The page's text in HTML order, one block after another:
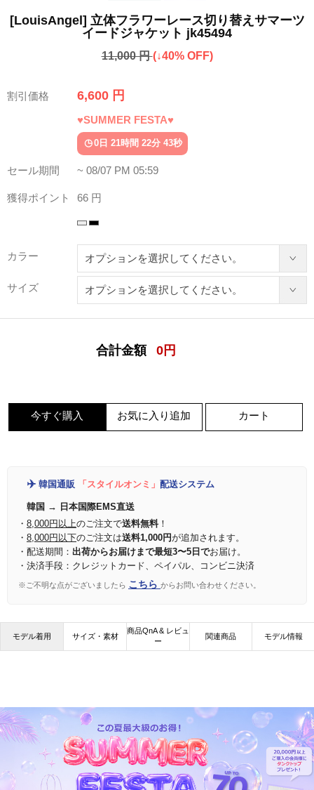
[LouisAngel] 立体フラワーレース切り替えサマーツ
イードジャケット jk45494
11,000 円(↓40% OFF)
割引価格 6,600 円
♥SUMMER FESTA♥
0日 21時間 22分 40秒
セール期間 ~ 08/07 PM 05:59
獲得ポイント 66 円
カラー
サイズ
合計金額 0 円
今すぐ購入 お気に入り追加 カート
✈️ 韓国通販 「スタイルオンミ」 配送システム
韓国 → 日本国際EMS直送
・ 8,000円以上のご注文で送料無料！
・ 8,000円以下のご注文は送料1,000円が追加されます。
・配送期間： 出荷からお届けまで最短3〜5日でお届け。
・決済手段：クレジットカード、ペイパル、コンビニ決済
※ご不明な点がございましたら こちら からお問い合わせください。
モデル着用 サイズ・素材
商品QnA & レビュ
ー
関連商品 モデル情報